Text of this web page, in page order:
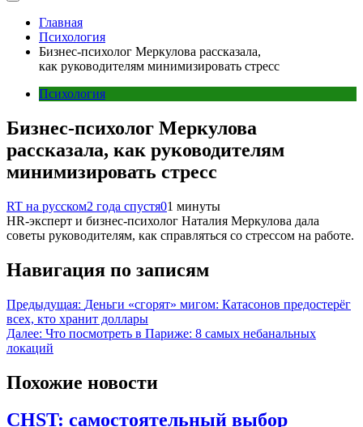
Главная
Психология
Бизнес-психолог Меркулова рассказала,
как руководителям минимизировать стресс
Психология
Бизнес-психолог Меркулова
рассказала, как руководителям
минимизировать стресс
RT на русском2 года спустя01 минуты
HR-эксперт и бизнес-психолог Наталия Меркулова дала
советы руководителям, как справляться со стрессом на работе.
Навигация по записям
Предыдущая: Деньги «сгорят» мигом: Катасонов предостерёг
всех, кто хранит доллары
Далее: Что посмотреть в Париже: 8 самых небанальных
локаций
Похожие новости
CHST: самостоятельный выбор